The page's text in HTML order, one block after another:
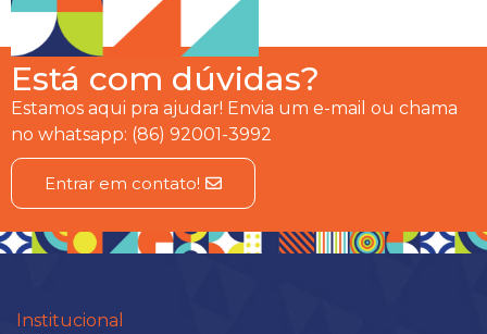
Está com dúvidas?
Estamos aqui pra ajudar! Envia um e-mail ou chama
no whatsapp: (86) 92001-3992
Entrar em contato!
Institucional